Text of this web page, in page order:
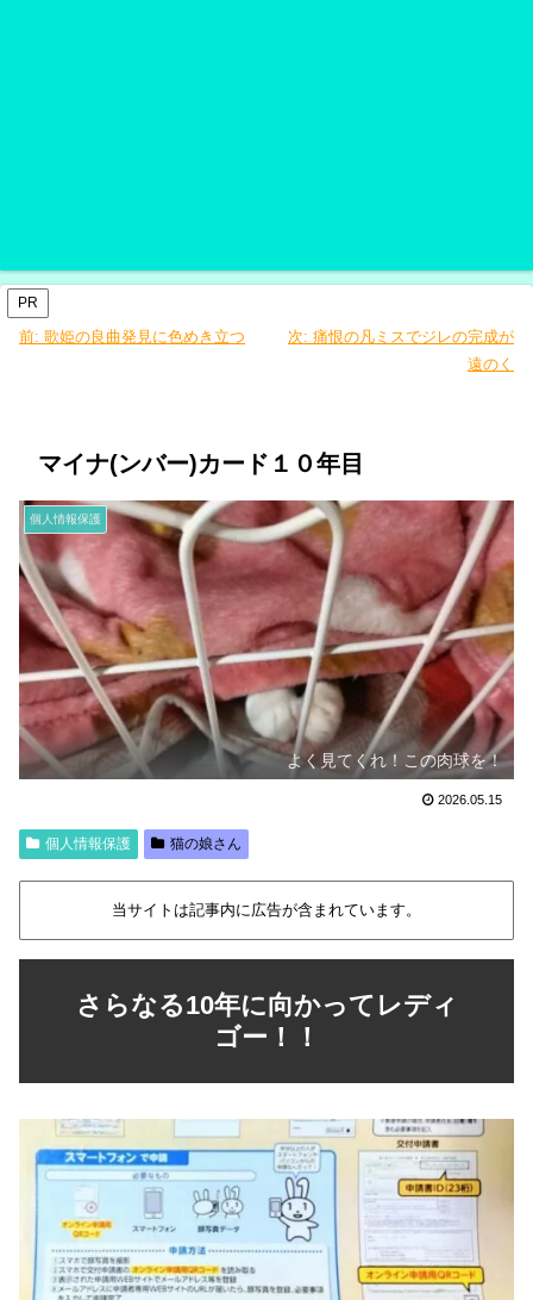
PR
前: 歌姫の良曲発見に色めき立つ 次: 痛恨の凡ミスでジレの完成が
遠のく
マイナ(ンバー)カード１０年目
個人情報保護
よく見てくれ！この肉球を！
2026.05.15
個人情報保護 猫の娘さん
当サイトは記事内に広告が含まれています。
さらなる10年に向かってレディ
ゴー！！